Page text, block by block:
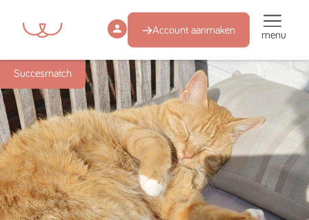
Account aanmaken menu
Succesmatch